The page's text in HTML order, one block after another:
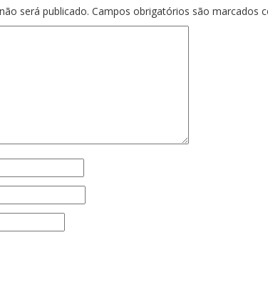
será publicado. Campos obrigatórios são marcados